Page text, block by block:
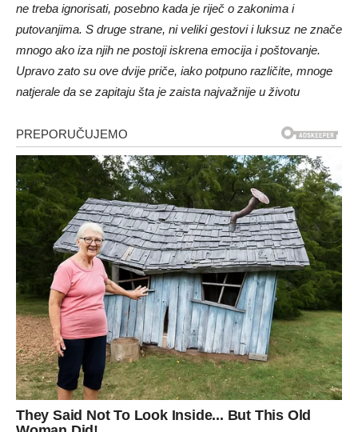
ne treba ignorisati, posebno kada je riječ o zakonima i
putovanjima. S druge strane, ni veliki gestovi i luksuz ne znače
mnogo ako iza njih ne postoji iskrena emocija i poštovanje.
Upravo zato su ove dvije priče, iako potpuno različite, mnoge
natjerale da se zapitaju šta je zaista najvažnije u životu